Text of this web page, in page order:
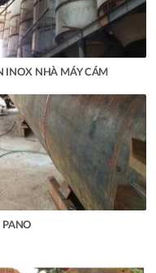
INOX NHÀ MÁY CÁM
PANO